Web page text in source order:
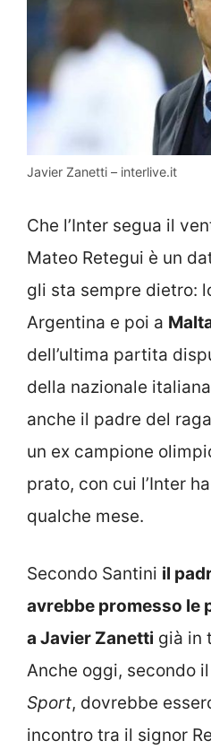
Javier Zanetti – interlive.it
Che l’Inter segua il
Mateo Retegui è un
gli sta sempre dietro:
Argentina e poi a
dell’ultima partita
della nazionale
anche il padre del
un ex campione
prato, con cui l’Inter
qualche mese.
Secondo Santini il
avrebbe promesso le
a Javier Zanetti già in
Anche oggi, secondo il
Sport, dovrebbe
incontro tra il signor